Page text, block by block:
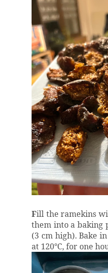
Fill the ramekins
them into a
(3 cm high). Bake
at 120°C, for one